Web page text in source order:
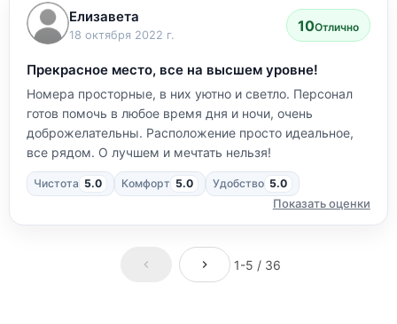
Елизавета
18 октября 2022 г.
10Отлично
Прекрасное место, все на высшем уровне!
Номера просторные, в них уютно и светло. Персонал
готов помочь в любое время дня и ночи, очень
доброжелательны. Расположение просто идеальное,
все рядом. О лучшем и мечтать нельзя!
Чистота 5.0 Комфорт 5.0 Удобство 5.0
Показать оценки
1-5 / 36